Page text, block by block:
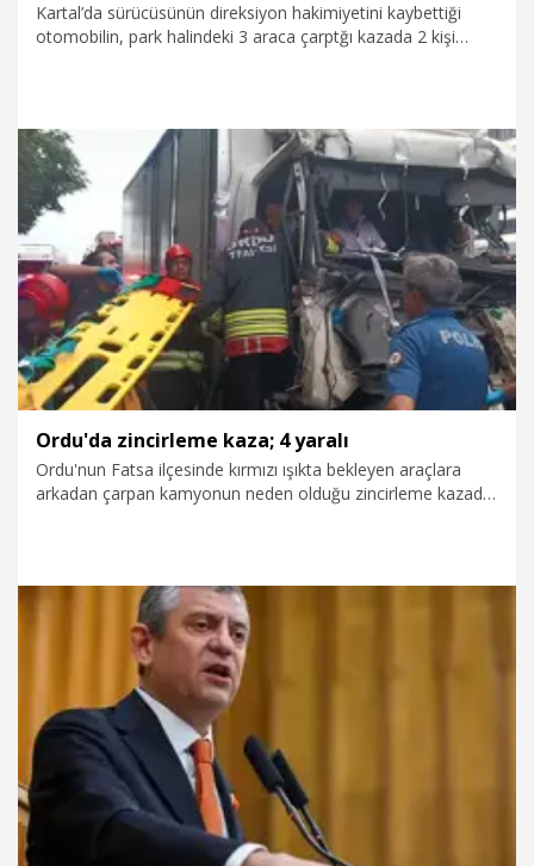
Kartal’da sürücüsünün direksiyon hakimiyetini kaybettiği
otomobilin, park halindeki 3 araca çarptğı kazada 2 kişi
8.08.2026 Gündem
Ordu'da zincirleme kaza; 4 yaralı
Ordu'nun Fatsa ilçesinde kırmızı ışıkta bekleyen araçlara
arkadan çarpan kamyonun neden olduğu zincirleme kazada
Foto Galeri